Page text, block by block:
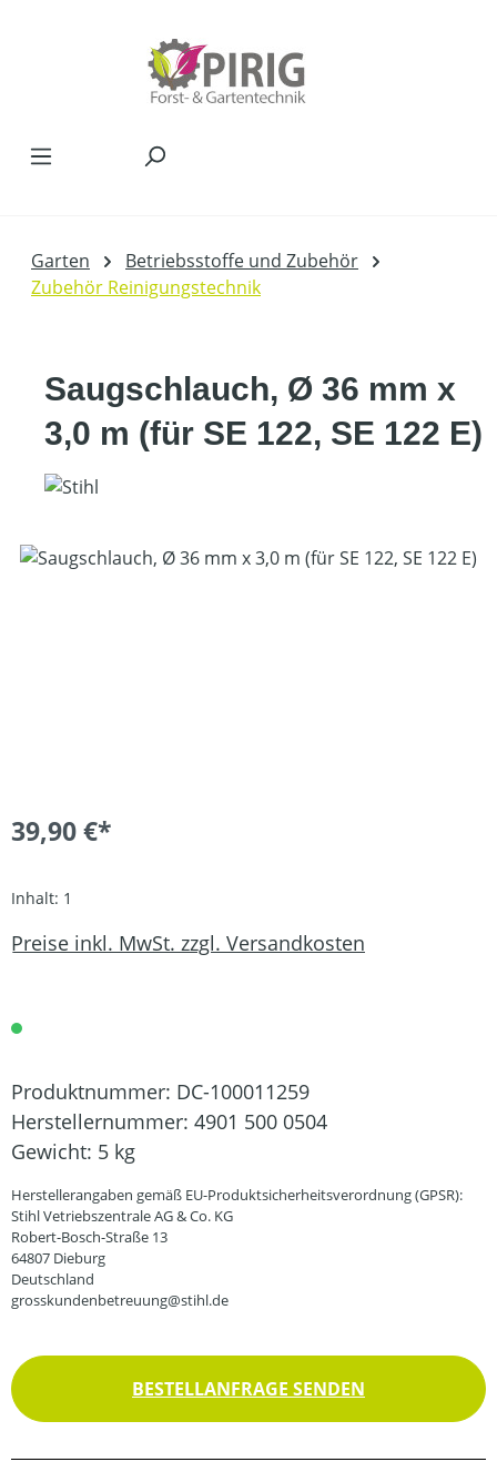
Garten
Betriebsstoffe und Zubehör
Zubehör Reinigungstechnik
Saugschlauch, Ø 36 mm x
3,0 m (für SE 122, SE 122 E)
Bildergalerie überspringen
39,90 €*
Inhalt: 1
Preise inkl. MwSt. zzgl. Versandkosten
Produktnummer: DC-100011259
Herstellernummer: 4901 500 0504
Gewicht: 5 kg
Herstellerangaben gemäß EU-Produktsicherheitsverordnung (GPSR):
Stihl Vetriebszentrale AG & Co. KG
Robert-Bosch-Straße 13
64807 Dieburg
Deutschland
grosskundenbetreuung@stihl.de
BESTELLANFRAGE SENDEN